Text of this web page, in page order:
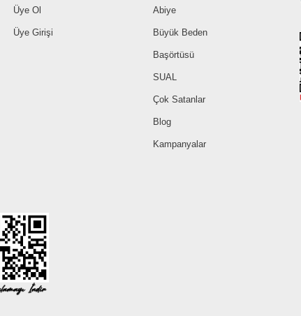
Üye Ol
Üye Girişi
Abiye
Büyük Beden
Başörtüsü
SUAL
Çok Satanlar
Blog
Kampanyalar